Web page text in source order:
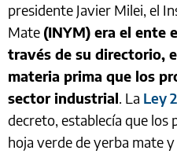
presidente Javier Milei, el
Mate (INYM) era el ente
través de su directorio,
materia prima que los
sector industrial. La Ley
decreto, establecía que los
hoja verde de yerba mate